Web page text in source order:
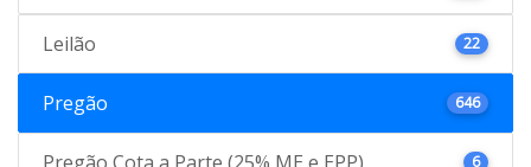
Leilão 22
Pregão 646
6